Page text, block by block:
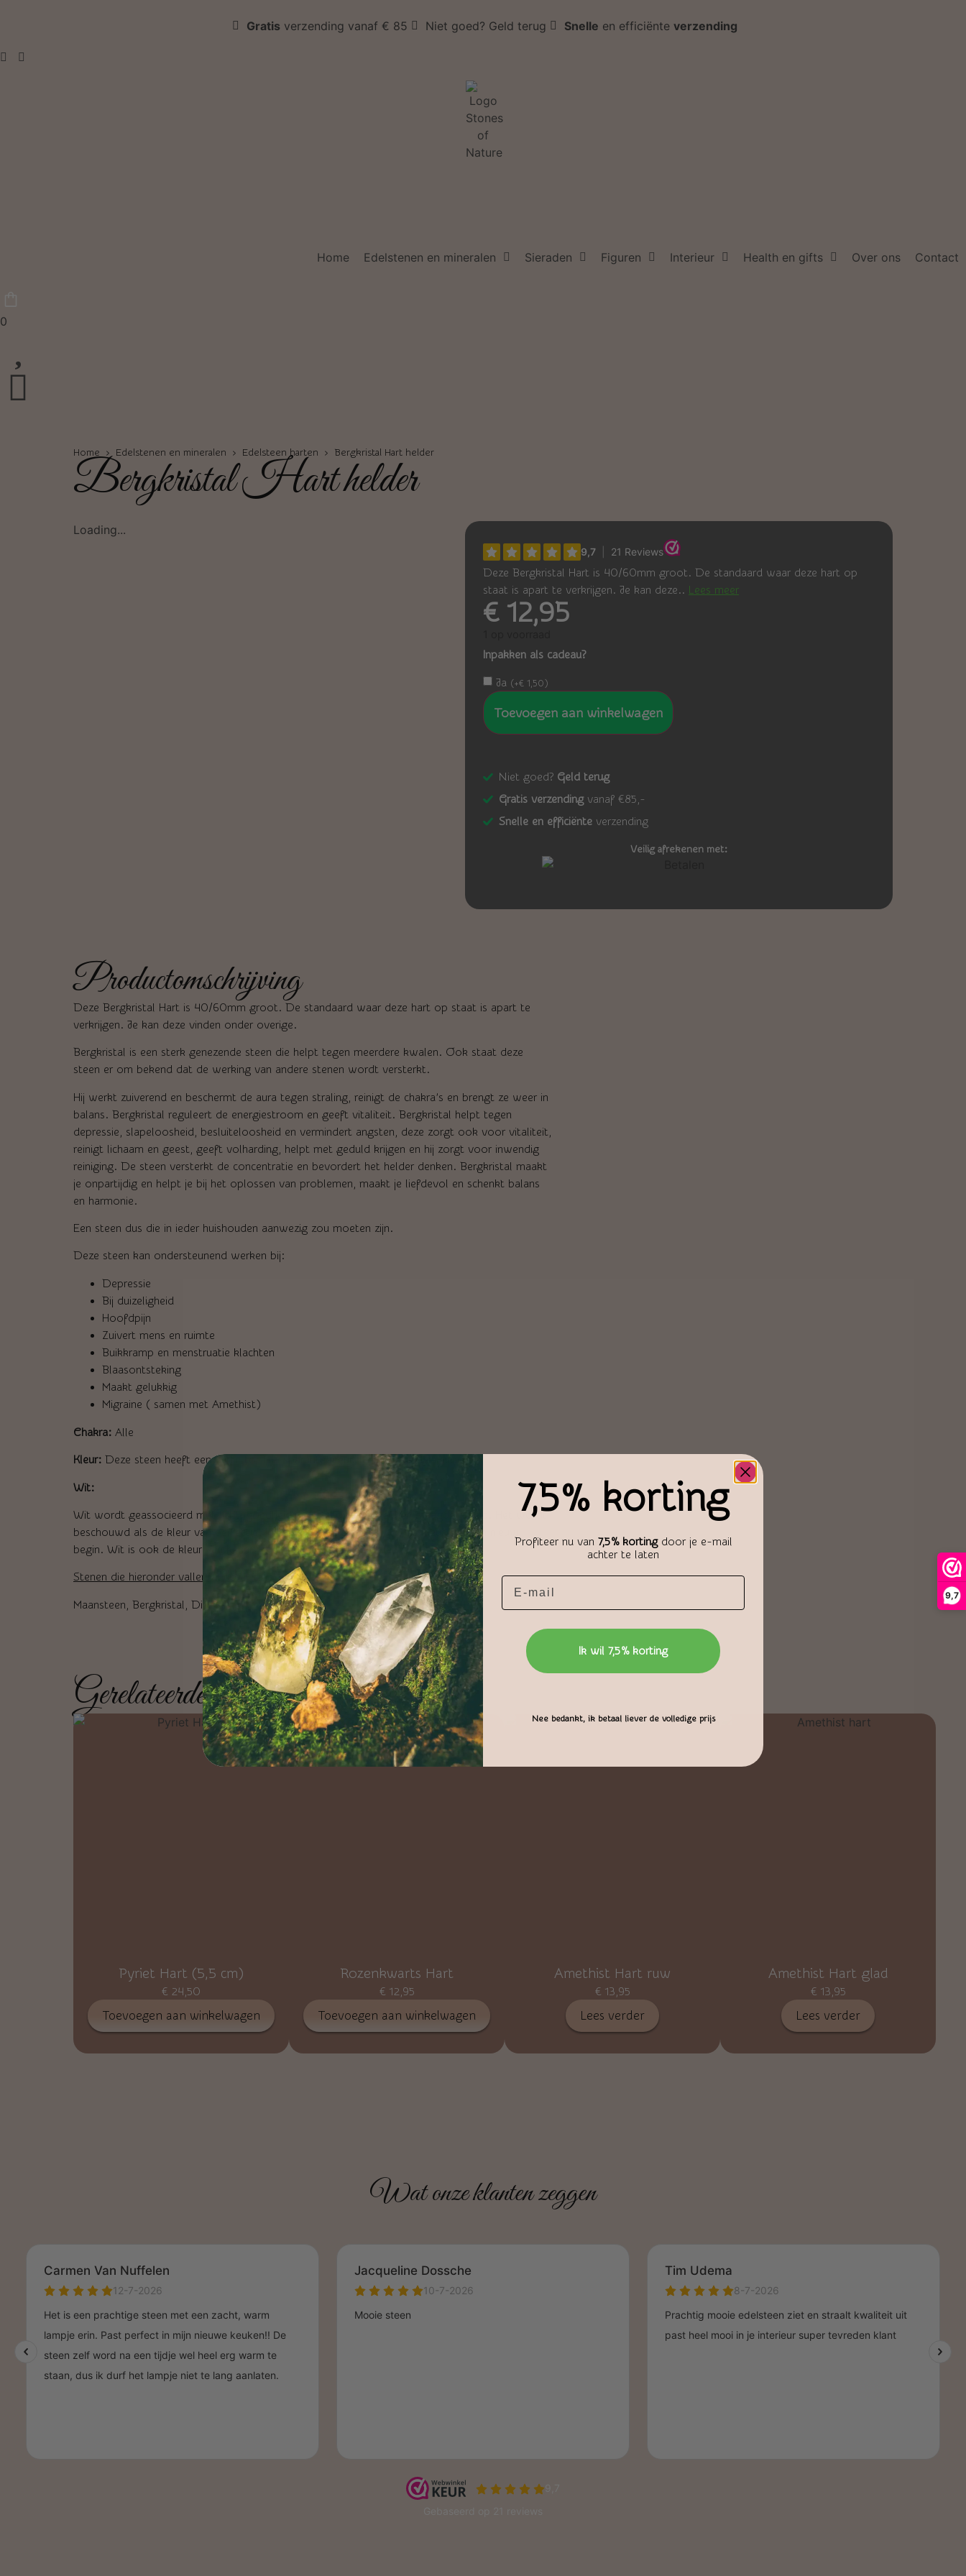
9,7
Gratis verzending vanaf € 85 Niet goed? Geld terug Snelle en efficiënte verzending
Home Edelstenen en mineralen Sieraden Figuren Interieur Health en gifts Over ons Contact
0
Home › Edelstenen en mineralen › Edelsteen harten › Bergkristal Hart helder
Bergkristal Hart helder
Loading...
Deze Bergkristal Hart is 40/60mm groot. De standaard waar deze hart op
staat is apart te verkrijgen. Je kan deze.. Lees meer
€12,95
Inpakken als cadeau?
Ja (+€1,50 )
Toevoegen aan winkelwagen
Niet goed? Geld terug
Gratis verzending vanaf €85,-
Snelle en efficiënte verzending
Veilig afrekenen met:
Productomschrijving
Deze Bergkristal Hart is 40/60mm groot. De standaard waar deze hart op staat is apart te
verkrijgen. Je kan deze vinden onder overige.
Bergkristal is een sterk genezende steen die helpt tegen meerdere kwalen. Ook staat deze
steen er om bekend dat de werking van andere stenen wordt versterkt.
Hij werkt zuiverend en beschermt de aura tegen straling, reinigt de chakra’s en brengt ze weer in
balans. Bergkristal reguleert de energiestroom en geeft vitaliteit. Bergkristal helpt tegen
depressie, slapeloosheid, besluiteloosheid en vermindert angsten, deze zorgt ook voor vitaliteit,
reinigt lichaam en geest, geeft volharding, helpt met geduld krijgen en hij zorgt voor inwendig
reiniging. De steen versterkt de concentratie en bevordert het helder denken. Bergkristal maakt
je onpartijdig en helpt je bij het oplossen van problemen, maakt je liefdevol en schenkt balans
en harmonie.
Een steen dus die in ieder huishouden aanwezig zou moeten zijn.
Deze steen kan ondersteunend werken bij:
Depressie
Bij duizeligheid
Hoofdpijn
Zuivert mens en ruimte
Buikkramp en menstruatie klachten
Blaasontsteking
Maakt gelukkig
Migraine ( samen met Amethist)
Chakra: Alle
Kleur: Deze steen heeft een witte tot transparante kleur. Deze kleur staat voor:
Wit:
Wit wordt geassocieerd met licht, goedheid, onschuld, zuiverheid en maagdelijkheid. Het wordt
beschouwd als de kleur van perfectie. In kleurenpsychologie is wit de kleur van een nieuw
begin. Wit is ook de kleur van kennis, wijsheid en een zuivere ziel.
Stenen die hieronder vallen zijn o.a. :
Maansteen, Bergkristal, Diamant.
Gerelateerde producten
Pyriet Hart (5,5 cm)
€ 24,50
Toevoegen aan winkelwagen
Rozenkwarts Hart
€ 12,95
Toevoegen aan winkelwagen
Amethist Hart ruw
€ 13,95
Lees verder
Amethist Hart glad
€ 13,95
Lees verder
Wat onze klanten zeggen
7,5% korting
Profiteer nu van 7,5% kortingdoor je e-mail
achter te laten
Ik wil 7,5% korting
Nee bedankt, ik betaal liever de volledige prijs